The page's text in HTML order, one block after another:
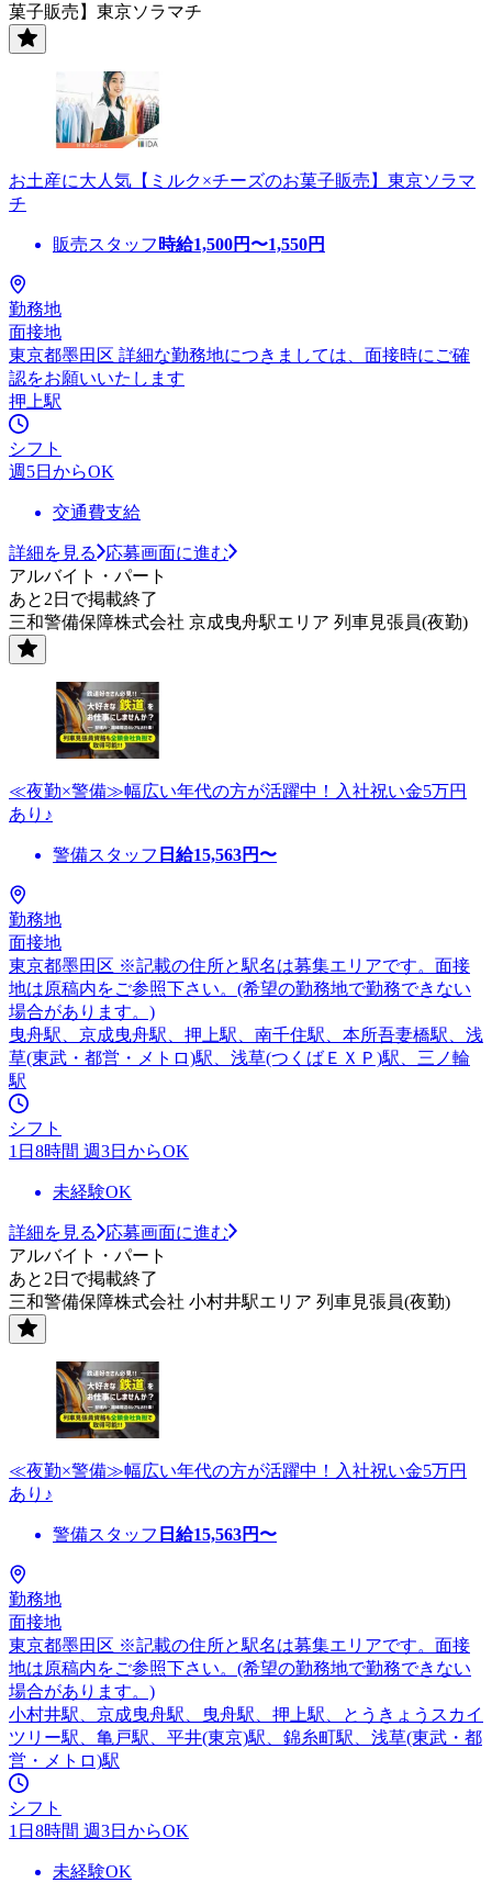
菓子販売】東京ソラマチ
お土産に大人気【ミルク×チーズのお菓子販売】東京ソラマ
チ
販売スタッフ 時給1,500円〜1,550円
勤務地
面接地
東京都墨田区 詳細な勤務地につきましては、面接時にご確
認をお願いいたします
押上駅
シフト
週5日からOK
交通費支給
詳細を見る
応募画面に進む
アルバイト・パート
あと2日で掲載終了
三和警備保障株式会社 京成曳舟駅エリア 列車見張員(夜勤)
≪夜勤×警備≫幅広い年代の方が活躍中！入社祝い金5万円
あり♪
警備スタッフ 日給15,563円〜
勤務地
面接地
東京都墨田区 ※記載の住所と駅名は募集エリアです。面接
地は原稿内をご参照下さい。(希望の勤務地で勤務できない
場合があります。)
曳舟駅、京成曳舟駅、押上駅、南千住駅、本所吾妻橋駅、浅
草(東武・都営・メトロ)駅、浅草(つくばＥＸＰ)駅、三ノ輪
駅
シフト
1日8時間 週3日からOK
未経験OK
詳細を見る
応募画面に進む
アルバイト・パート
あと2日で掲載終了
三和警備保障株式会社 小村井駅エリア 列車見張員(夜勤)
≪夜勤×警備≫幅広い年代の方が活躍中！入社祝い金5万円
あり♪
警備スタッフ 日給15,563円〜
勤務地
面接地
東京都墨田区 ※記載の住所と駅名は募集エリアです。面接
地は原稿内をご参照下さい。(希望の勤務地で勤務できない
場合があります。)
小村井駅、京成曳舟駅、曳舟駅、押上駅、とうきょうスカイ
ツリー駅、亀戸駅、平井(東京)駅、錦糸町駅、浅草(東武・都
営・メトロ)駅
シフト
1日8時間 週3日からOK
未経験OK